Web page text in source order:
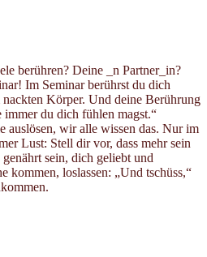
berühren? Deine _n Partner_in?
Im Seminar berührst du dich
Körper. Und deine Berührung
du dich fühlen magst.“
auslösen, wir alle wissen das. Nur im
Lust: Stell dir vor, dass mehr sein
sein, dich geliebt und
kommen, loslassen: „Und tschüss,“